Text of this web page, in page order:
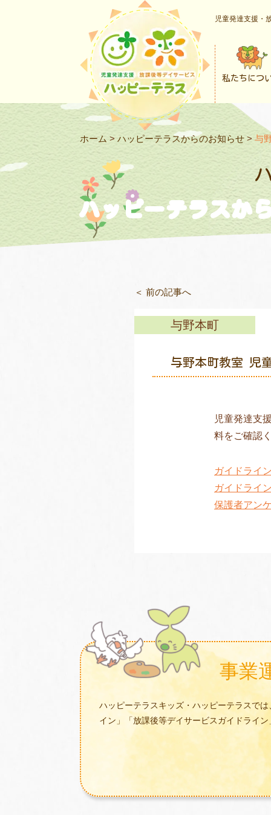
児童発達支援・
私たちにつ
ホーム > ハッピーテラスからのお知らせ > 与
ハッピーテラスか
＜ 前の記事へ
与野本町
与野本町教室 児
児童発達支
料をご確認
ガイドライ
ガイドライ
保護者アン
事業
ハッピーテラスキッズ・ハッピーテラスで
イン」「放課後等デイサービスガイドライ